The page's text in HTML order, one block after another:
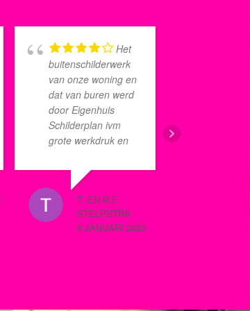
Het
buitenschilderwerk
van onze woning en
dat van buren werd
door Eigenhuis
Schilderplan ivm
grote werkdruk en
ons uitbesteed aan
een ander
schildersbedrijf. Met
deze constructie
kwam Eigenhuis
omstandigheden,
T. EN R.E.
STELPSTRA
8 JANUARI 2023
naar
contact
8 SEPTEMBER